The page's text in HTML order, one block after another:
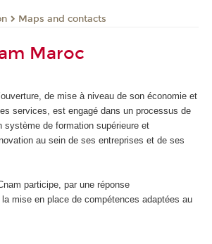
Maps and contacts
Maroc
de mise à niveau de son économie et
services, est engagé dans un processus de
système de formation supérieure et
au sein de ses entreprises et de ses
participe, par une réponse
mise en place de compétences adaptées au